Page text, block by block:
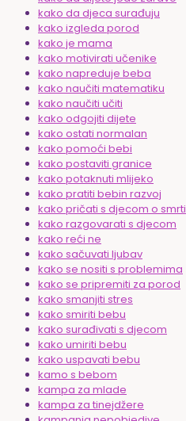
kako da djeca surađuju
kako izgleda porod
kako je mama
kako motivirati učenike
kako napreduje beba
kako naučiti matematiku
kako naučiti učiti
kako odgojiti dijete
kako ostati normalan
kako pomoći bebi
kako postaviti granice
kako potaknuti mlijeko
kako pratiti bebin razvoj
kako pričati s djecom o smrti
kako razgovarati s djecom
kako reći ne
kako sačuvati ljubav
kako se nositi s problemima
kako se pripremiti za porod
kako smanjiti stres
kako smiriti bebu
kako surađivati s djecom
kako umiriti bebu
kako uspavati bebu
kamo s bebom
kampa za mlade
kampa za tinejdžere